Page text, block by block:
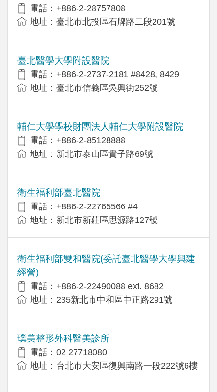
電話：+886-2-28757808
地址：臺北市北投區石牌路二段201號
臺北醫學大學附設醫院
電話：+886-2-2737-2181 #8428, 8429
地址：臺北市信義區吳興街252號
輔仁大學學校財團法人輔仁大學附設醫院
電話：+886-2-85128888
地址：新北市泰山區貴子路69號
衛生福利部臺北醫院
電話：+886-2-22765566 #4
地址：新北市新莊區思源路127號
衛生福利部雙和醫院(委託臺北醫學大學興建
經營)
電話：+​886-2-22490088 ext. 8682
地址：​235新北市中和區中正路291號
璞美整形外科醫美診所
電話：02 27718080
地址：台北市大安區復興南路一段222號6樓